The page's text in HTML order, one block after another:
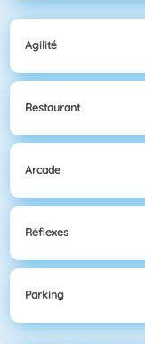
Agilité
Restaurant
Arcade
Réflexes
Parking